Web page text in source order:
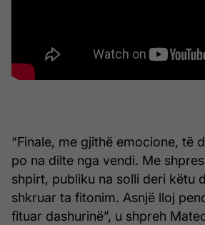
“Finale, me gjithë emocione, të
po na dilte nga vendi. Me
shpirt, publiku na solli deri këtu
shkruar ta fitonim. Asnjë lloj
fituar dashurinë”, u shpreh